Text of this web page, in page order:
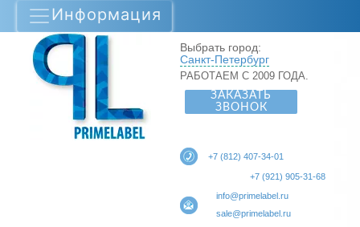
Информация
Выбрать город:
Санкт-Петербург
РАБОТАЕМ С 2009 ГОДА.
ЗАКАЗАТЬ
ЗВОНОК
+7 (812) 407-34-01
+7 (921) 905-31-68
info@primelabel.ru
sale@primelabel.ru